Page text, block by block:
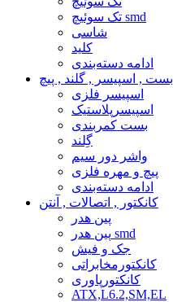
تک سوئیچ smd
شاسی
کلید
ادامه دسته‌بندی
بست , اسپیسر , گلند , پیچ
اسپیسر فلزی
اسپیسرپلاستیک
بست کمربندی
گِلند
واشر دور سیم
پیچ و مهره فلزی
ادامه دسته‌بندی
کانکتور , اتصالات , آنتن
پین هدر
پین هدر smd
جک و فیش
کانکتورمخابراتی
کانکتورپاوری
ATX,L6.2,SM,EL